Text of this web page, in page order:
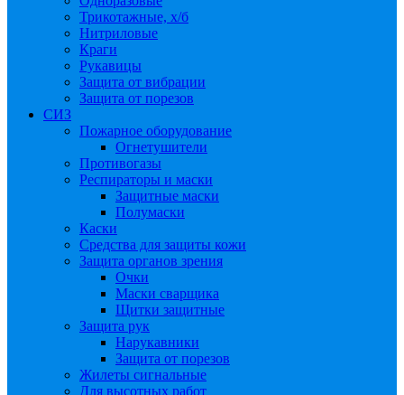
Трикотажные, х/б
Нитриловые
Краги
Рукавицы
Защита от вибрации
Защита от порезов
СИЗ
Пожарное оборудование
Огнетушители
Противогазы
Респираторы и маски
Защитные маски
Полумаски
Каски
Средства для защиты кожи
Защита органов зрения
Очки
Маски сварщика
Щитки защитные
Защита рук
Нарукавники
Защита от порезов
Жилеты сигнальные
Для высотных работ